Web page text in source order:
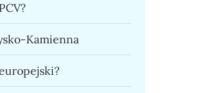
Kamienna